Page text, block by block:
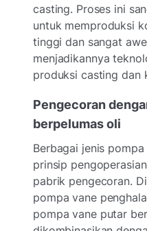
casting. Proses ini
untuk memproduksi
tinggi dan sangat
menjadikannya
produksi casting dan
Pengecoran
berpelumas oli
Berbagai jenis
prinsip
pabrik pengecoran.
pompa vane
pompa vane putar